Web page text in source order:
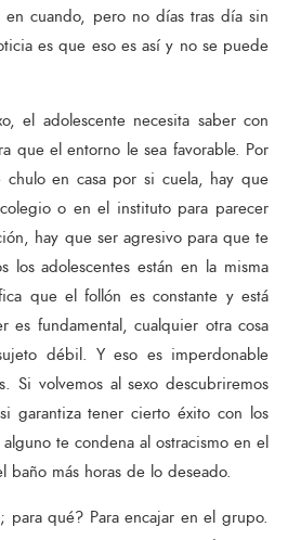
cuando, pero no días tras día sin
es que eso es así y no se puede
el adolescente necesita saber con
que el entorno le sea favorable. Por
chulo en casa por si cuela, hay que
o en el instituto para parecer
hay que ser agresivo para que te
los adolescentes están en la misma
que el follón es constante y está
es fundamental, cualquier otra cosa
débil. Y eso es imperdonable
Si volvemos al sexo descubriremos
garantiza tener cierto éxito con los
te condena al ostracismo en el
más horas de lo deseado.
para qué? Para encajar en el grupo.